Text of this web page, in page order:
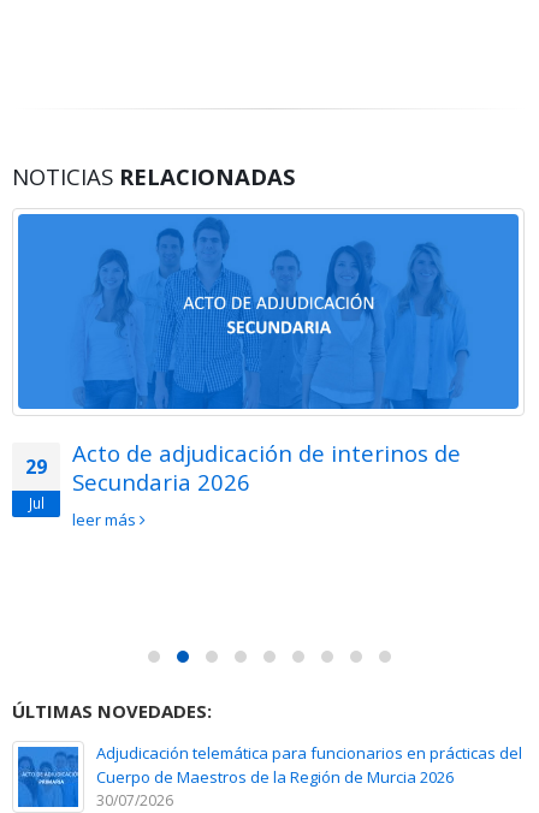
NOTICIAS RELACIONADAS
29
Jul
Acto de adjudicación de interinos de
Secundaria 2026
leer más
ÚLTIMAS NOVEDADES:
Adjudicación telemática para funcionarios en prácticas del
Cuerpo de Maestros de la Región de Murcia 2026
30/07/2026